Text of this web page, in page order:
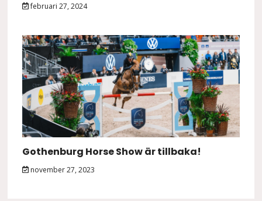
februari 27, 2024
Gothenburg Horse Show är tillbaka!
november 27, 2023